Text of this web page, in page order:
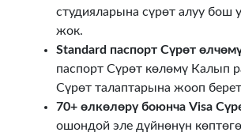
студияларына сүрөт алуу бош
жок.
Standard паспорт Сүрөт
паспорт Сүрөт көлөмү Калып
Сүрөт талаптарына жооп
70+ өлкөлөрү боюнча Visa
ошондой эле дүйнөнүн